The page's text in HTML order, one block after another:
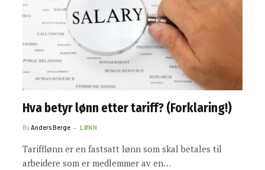
Hva betyr lønn etter tariff? (Forklaring!)
ByAnders Berge LØNN
Tarifflønn er en fastsatt lønn som skal betales til
arbeidere som er medlemmer av en…